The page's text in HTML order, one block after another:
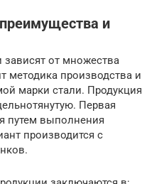
и
зависят от множества
методика производства и
марки стали. Продукция
Первая
путем выполнения
производится с